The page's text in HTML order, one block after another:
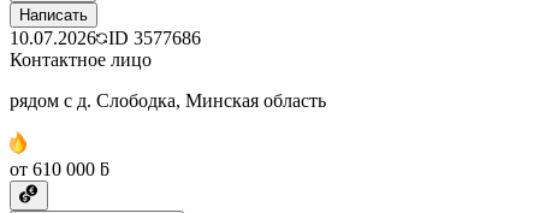
Написать
10.07.2026 ID 3577686
Контактное лицо
рядом с д. Слободка, Минская область
от 610 000 ƃ